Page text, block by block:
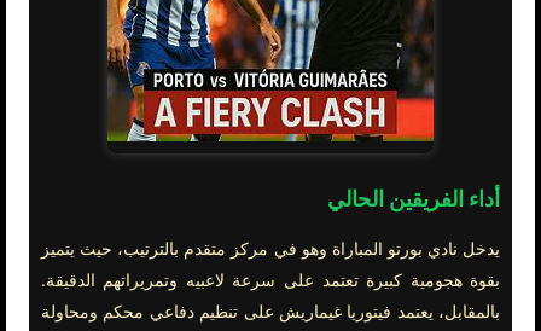
أداء الفريقين الحالي
يدخل نادي بورتو المباراة وهو في مركز متقدم بالترتيب، حيث يتميز
بقوة هجومية كبيرة تعتمد على سرعة لاعبيه وتمريراتهم الدقيقة.
بالمقابل، يعتمد فيتوريا غيماريش على تنظيم دفاعي محكم ومحاولة